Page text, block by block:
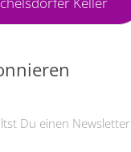
Du einen Newsletter